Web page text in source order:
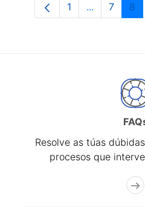
Páxina
1 ...Páxinas
Páxina
7 8
Resolve as túas
procesos que